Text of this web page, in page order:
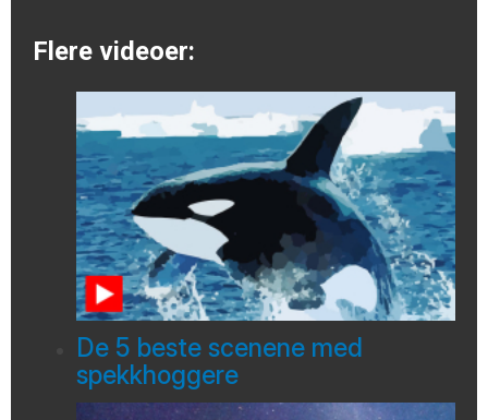
Flere videoer:
De 5 beste scenene med
spekkhoggere